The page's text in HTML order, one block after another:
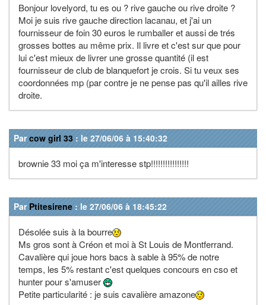
Bonjour lovelyord, tu es ou ? rive gauche ou rive droite ?
Moi je suis rive gauche direction lacanau, et j'ai un
fournisseur de foin 30 euros le rumballer et aussi de trés
grosses bottes au même prix. Il livre et c'est sur que pour
lui c'est mieux de livrer une grosse quantité (il est
fournisseur de club de blanquefort je crois. Si tu veux ses
coordonnées mp (par contre je ne pense pas qu'il ailles rive
droite.
Parcow girl 33 : le 27/06/06 à 15:40:32
brownie 33 moi ça m'interesse stp!!!!!!!!!!!!!!!!
Par Ptitesirene : le 27/06/06 à 18:45:22
Désolée suis à la bourre
Ms gros sont à Créon et moi à St Louis de Montferrand.
Cavalière qui joue hors bacs à sable à 95% de notre
temps, les 5% restant c'est quelques concours en cso et
hunter pour s'amuser
Petite particularité : je suis cavalière amazone